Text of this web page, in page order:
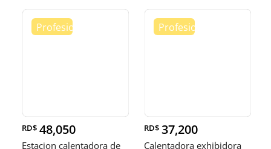
RD$ 48,050
Estacion calentadora de
RD$ 37,200
Calentadora exhibidora